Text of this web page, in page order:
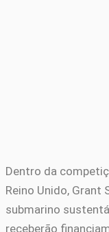
Dentro da
Reino Unido, Grant
submarino
receberão